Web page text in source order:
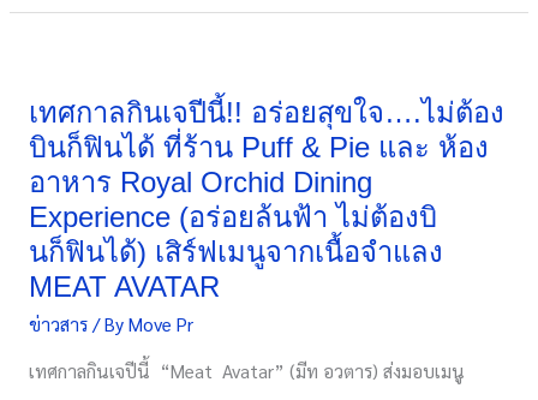
ไม่
เท
รนด์
อาหาร
เพื่อ
สุขภาพ
เทศกาลกินเจปีนี้!! อร่อยสุขใจ….ไม่ต้อง
บินก็ฟินได้ ที่ร้าน Puff & Pie และ ห้อง
อาหาร Royal Orchid Dining
Experience (อร่อยล้นฟ้า ไม่ต้องบิ
นก็ฟินได้) เสิร์ฟเมนูจากเนื้อจำแลง
MEAT AVATAR
ข่าวสาร/ ByMove Pr
เทศกาลกินเจปีนี้ “Meat Avatar” (มีท อวตาร) ส่งมอบเมนู
เจ
ปี
นี้!!
อร่อย
สุขใจ….ไม่
ต้อง
บิ
นก็ฟิน
ได้
ร้าน